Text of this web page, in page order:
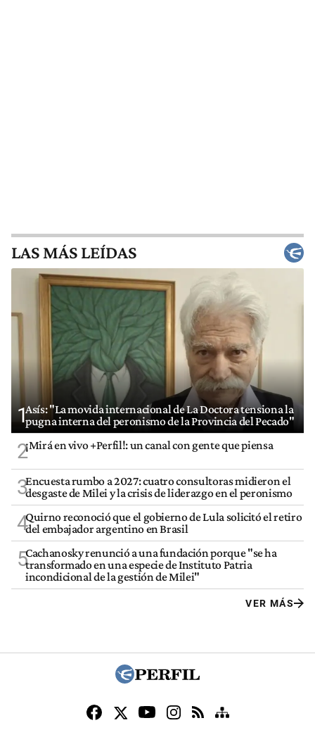
LAS MÁS LEÍDAS
1Asís: "La movida internacional de La Doctora tensiona la
pugna interna del peronismo de la Provincia del Pecado"
2¡Mirá en vivo +Perfil!: un canal con gente que piensa
3Encuesta rumbo a 2027: cuatro consultoras midieron el
desgaste de Milei y la crisis de liderazgo en el peronismo
4Quirno reconoció que el gobierno de Lula solicitó el retiro
del embajador argentino en Brasil
5Cachanosky renunció a una fundación porque "se ha
transformado en una especie de Instituto Patria
incondicional de la gestión de Milei"
VER MÁS